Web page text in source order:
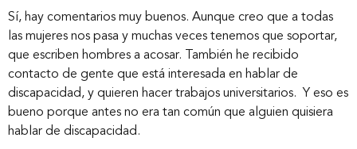
Sí, hay comentarios muy buenos. Aunque creo que a todas
las mujeres nos pasa y muchas veces tenemos que soportar,
que escriben hombres a acosar. También he recibido
contacto de gente que está interesada en hablar de
discapacidad, y quieren hacer trabajos universitarios. Y eso es
bueno porque antes no era tan común que alguien quisiera
hablar de discapacidad.